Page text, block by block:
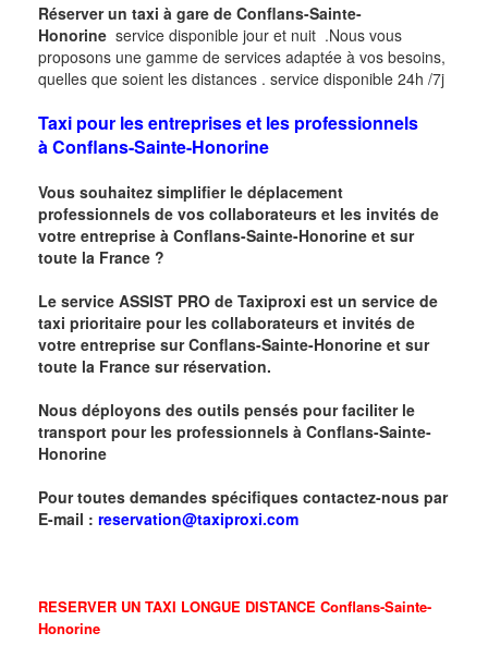
Réserver un taxi à gare de Conflans-Sainte-
Honorine service disponible jour et nuit .Nous vous
proposons une gamme de services adaptée à vos besoins,
quelles que soient les distances . service disponible 24h /7j
Taxi pour les entreprises et les professionnels
àConflans-Sainte-Honorine
Vous souhaitez simplifier le déplacement
professionnels de vos collaborateurs et les invités de
votre entreprise à Conflans-Sainte-Honorine et sur
toute la France ?
Le service ASSIST PRO de Taxiproxi est un service de
taxi prioritaire pour les collaborateurs et invités de
votre entreprise surConflans-Sainte-Honorine et sur
toute la France sur réservation.
Nous déployons des outils pensés pour faciliter le
transport pour les professionnels à Conflans-Sainte-
Honorine
Pour toutes demandes spécifiques contactez-nous par
E-mail : reservation@taxiproxi.com
RESERVER UN TAXI LONGUE DISTANCE Conflans-Sainte-
Honorine